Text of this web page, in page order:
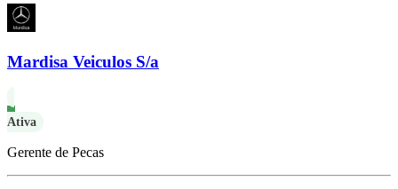
Mardisa Veiculos S/a
Ativa
Gerente de Pecas